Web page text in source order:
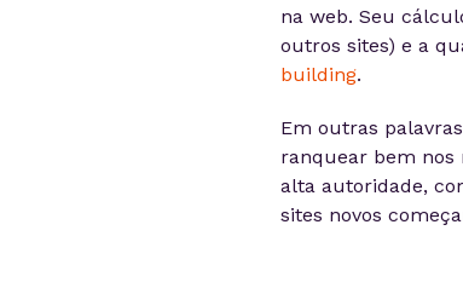
na web. Seu
outros sites) e a
building.
Em outras
ranquear bem nos
alta autoridade,
sites novos